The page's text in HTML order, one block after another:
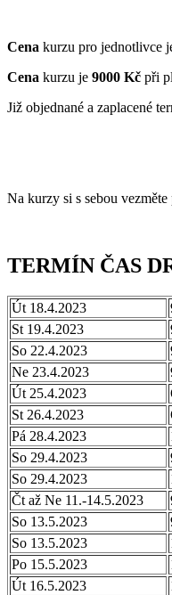
Cena kurzu pro jednotlivce
Cena kurzu je 9000 Kč při
Již objednané a zaplacené
Na kurzy si s sebou
TERMÍN ČAS
Út 18.4.2023
St 19.4.2023
So 22.4.2023
Ne 23.4.2023
Út 25.4.2023
St 26.4.2023
Pá 28.4.2023
So 29.4.2023
So 29.4.2023
Čt až Ne 11.-14.5.2023
So 13.5.2023
So 13.5.2023
Po 15.5.2023
Út 16.5.2023